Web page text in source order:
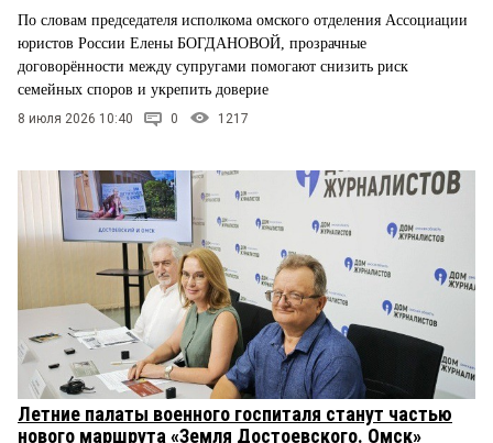
По словам председателя исполкома омского отделения Ассоциации
юристов России Елены БОГДАНОВОЙ, прозрачные
договорённости между супругами помогают снизить риск
семейных споров и укрепить доверие
8 июля 2026 10:40 0 1217
Летние палаты военного госпиталя станут частью
нового маршрута «Земля Достоевского. Омск»